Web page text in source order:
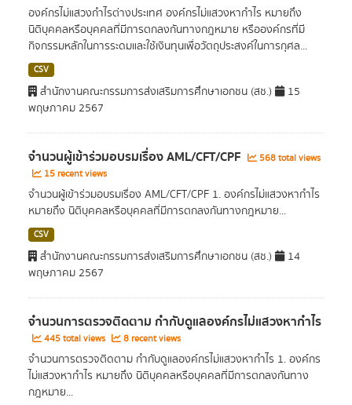
องค์กรไม่แสวงกำไรต่างประเทศ องค์กรไม่แสวงหากำไร หมายถึง
นิติบุคคลหรือบุคคลที่มีการตกลงกันทางกฎหมาย หรือองค์กรที่มี
กิจกรรมหลักในการระดมและใช้เงินทุนเพื่อวัตถุประสงค์ในการกุศล...
CSV
สำนักงานคณะกรรมการส่งเสริมการศึกษาเอกชน (สช.)
15
พฤษภาคม 2567
จำนวนผู้เข้าร่วมอบรมเรื่อง AML/CFT/CPF
568 total views
15 recent views
จำนวนผู้เข้าร่วมอบรมเรื่อง AML/CFT/CPF 1. องค์กรไม่แสวงหากำไร
หมายถึง นิติบุคคลหรือบุคคลที่มีการตกลงกันทางกฎหมาย...
CSV
สำนักงานคณะกรรมการส่งเสริมการศึกษาเอกชน (สช.)
14
พฤษภาคม 2567
จำนวนการตรวจติดตาม กำกับดูแลองค์กรไม่แสวงหากำไร
445 total views 8 recent views
จำนวนการตรวจติดตาม กำกับดูแลองค์กรไม่แสวงหากำไร 1. องค์กร
ไม่แสวงหากำไร หมายถึง นิติบุคคลหรือบุคคลที่มีการตกลงกันทาง
กฎหมาย...